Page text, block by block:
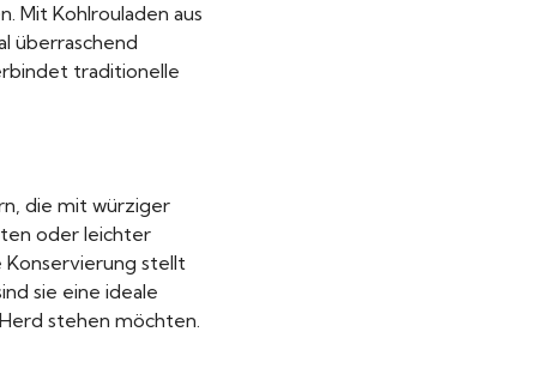
Mit Kohlrouladen aus
überraschend
traditionelle
die mit würziger
oder leichter
stellt
sie eine ideale
stehen möchten.